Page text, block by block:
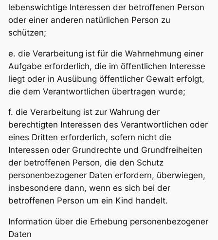
lebenswichtige Interessen der betroffenen Person
oder einer anderen natürlichen Person zu
schützen;
e. die Verarbeitung ist für die Wahrnehmung einer
Aufgabe erforderlich, die im öffentlichen Interesse
liegt oder in Ausübung öffentlicher Gewalt erfolgt,
die dem Verantwortlichen übertragen wurde;
f. die Verarbeitung ist zur Wahrung der
berechtigten Interessen des Verantwortlichen oder
eines Dritten erforderlich, sofern nicht die
Interessen oder Grundrechte und Grundfreiheiten
der betroffenen Person, die den Schutz
personenbezogener Daten erfordern, überwiegen,
insbesondere dann, wenn es sich bei der
betroffenen Person um ein Kind handelt.
Information über die Erhebung personenbezogener
Daten